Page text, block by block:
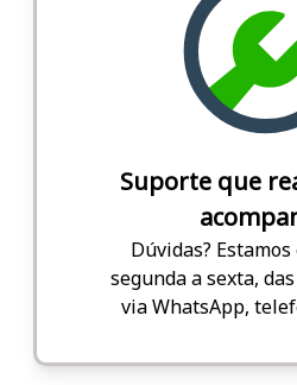
Suporte que
Dúvidas? Estamos
segunda a sexta,
via WhatsApp,